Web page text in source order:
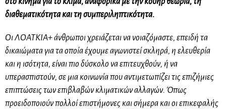
διαθεματικότητα και τησυμπεριληπτικότητα.
ΟιΛΟΑΤΚΙΑ+άνθρωποι χρειάζεται να νοιαζόμαστε, επειδή τα
δικαιώματα για τα οποία έχουμε αγωνιστεί σκληρά, η ελευθερία
και η ισότητα, είναι πιο δύσκολο να επιτευχθούν, ή να
υπερασπιστούν, σε μια κοινωνία που αντιμετωπίζει τις επιζήμιες
επιπτώσεις των επιβλαβών κλιματικών αλλαγών. Όπως
προειδοποιούν πολλοί επιστήμονες και σήμερα και οι επικεφαλής